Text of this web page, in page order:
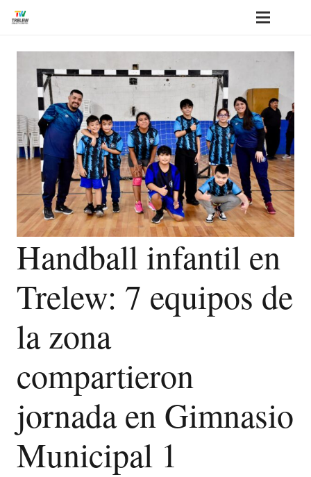
Handball infantil en
Trelew: 7 equipos de
la zona
compartieron
jornada en Gimnasio
Municipal 1